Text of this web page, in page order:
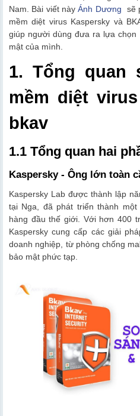
Nam. Bài viết nàyÁnh Dương sẽ
mềm diệt virus Kaspersky và
giúp người dùng đưa ra lựa
mật của mình.
1. Tổng quan
mềm diệt
bkav
1.1 Tổng quan hai
Kaspersky - Ông lớn toàn
Kaspersky Lab được thành lập
tại Nga, đã phát triển thành
hàng đầu thế giới. Với hơn 400
Kaspersky cung cấp các giải
doanh nghiệp, từ phòng chống
bảo mật phức tạp.